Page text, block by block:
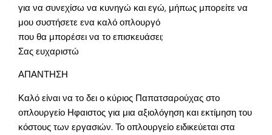
για να συνεχίσω να κυνηγώ και εγώ, μήπως μπορείτε να
μου συστήσετε ενα καλό οπλουργό
που θα μπορέσει να το επισκευάσει;
Σας ευχαριστώ
ΑΠΑΝΤΗΣΗ
Καλό είναι να το δει ο κύριος Παπατσαρούχας στο
οπλουργείο Ηφαιστος για μια αξιολόγηση και εκτίμηση του
κόστους των εργασιών. Το οπλουργείο ειδικεύεται στα